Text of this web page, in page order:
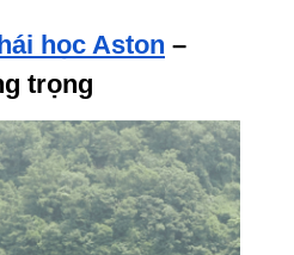
học Aston –
trọng